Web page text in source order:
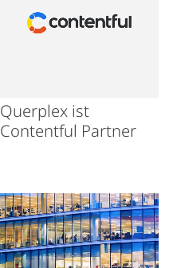
Querplex ist
Contentful Partner